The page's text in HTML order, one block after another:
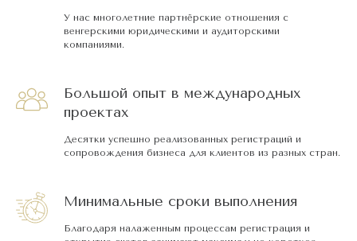
У нас многолетние партнёрские отношения с
венгерскими юридическими и аудиторскими
компаниями.
Большой опыт в международных
проектах
Десятки успешно реализованных регистраций и
сопровождения бизнеса для клиентов из разных стран.
Минимальные сроки выполнения
Благодаря налаженным процессам регистрация и